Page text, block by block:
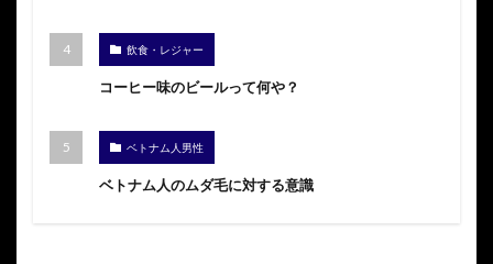
飲食・レジャー
コーヒー味のビールって何や？
ベトナム人男性
ベトナム人のムダ毛に対する意識